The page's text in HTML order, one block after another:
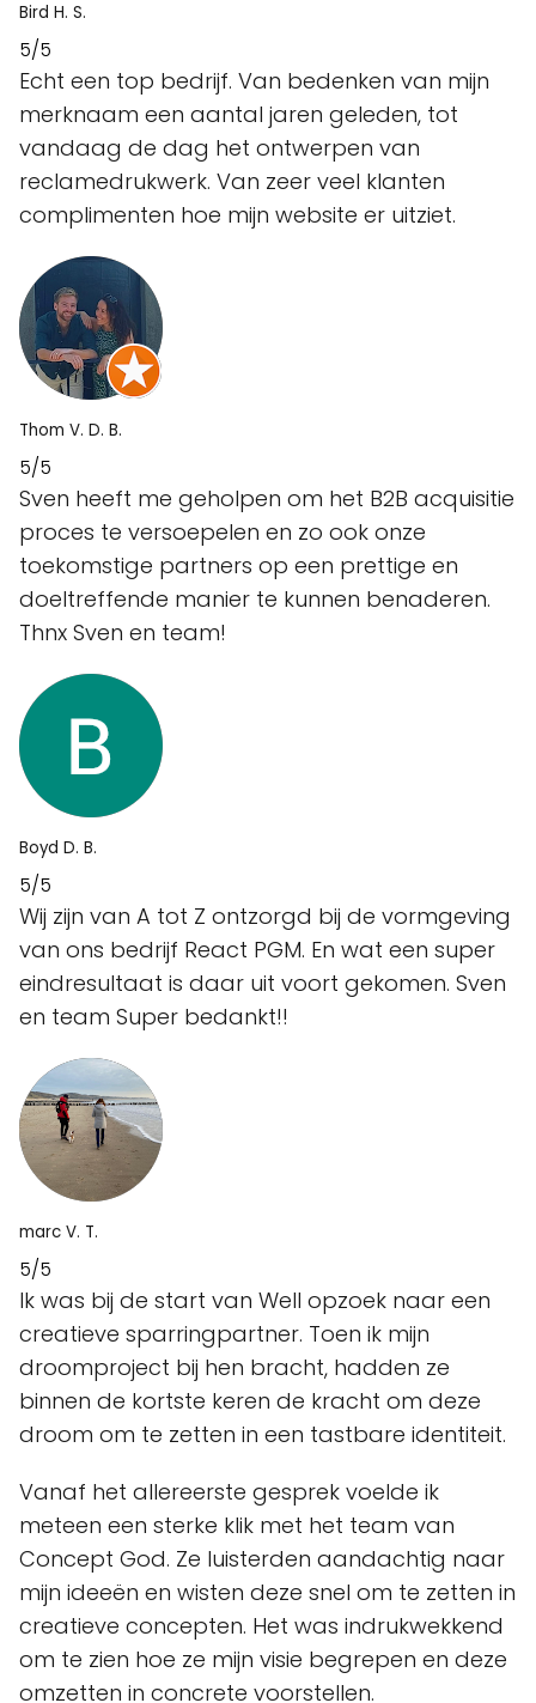
Bird H. S.
5/5
Echt een top bedrijf. Van bedenken van mijn
merknaam een aantal jaren geleden, tot
vandaag de dag het ontwerpen van
reclamedrukwerk. Van zeer veel klanten
complimenten hoe mijn website er uitziet.
Thom V. D. B.
5/5
Sven heeft me geholpen om het B2B acquisitie
proces te versoepelen en zo ook onze
toekomstige partners op een prettige en
doeltreffende manier te kunnen benaderen.
Thnx Sven en team!
Boyd D. B.
5/5
Wij zijn van A tot Z ontzorgd bij de vormgeving
van ons bedrijf React PGM. En wat een super
eindresultaat is daar uit voort gekomen. Sven
en team Super bedankt!!
marc V. T.
5/5
Ik was bij de start van Well opzoek naar een
creatieve sparringpartner. Toen ik mijn
droomproject bij hen bracht, hadden ze
binnen de kortste keren de kracht om deze
droom om te zetten in een tastbare identiteit.
Vanaf het allereerste gesprek voelde ik
meteen een sterke klik met het team van
Concept God. Ze luisterden aandachtig naar
mijn ideeën en wisten deze snel om te zetten in
creatieve concepten. Het was indrukwekkend
om te zien hoe ze mijn visie begrepen en deze
omzetten in concrete voorstellen.